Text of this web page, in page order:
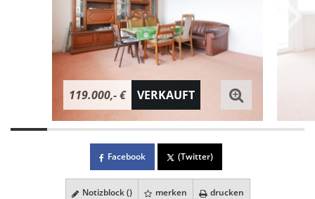
119.000,- € VERKAUFT
Facebook (Twitter)
Notizblock () merken drucken